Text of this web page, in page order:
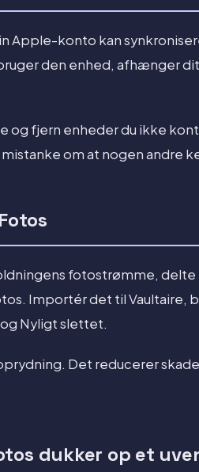
Apple-konto kan
den enhed, afhænger
og fjern enheder du ikke
om at nogen andre
fotostrømme,
Importér det til
Nyligt slettet.
Det reducerer
dukker op et